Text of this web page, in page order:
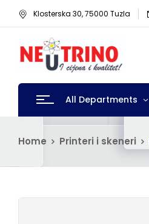
Klosterska 30, 75000 Tuzla
All Departments
Home Printeri i skeneri